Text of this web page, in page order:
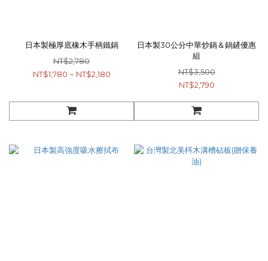
日本製極厚底橡木手柄鐵鍋
NT$2,780
NT$1,780 ~ NT$2,180
日本製30公分中華炒鍋＆鍋鏟優惠
組
NT$3,500
NT$2,790